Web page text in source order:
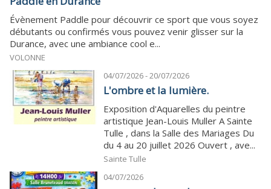
Évènement Paddle pour découvrir ce sport que vous soyez
débutants ou confirmés vous pouvez venir glisser sur la
Durance, avec une ambiance cool e...
VOLONNE
04/07/2026 - 20/07/2026
L'ombre et la lumière.
Exposition d'Aquarelles du peintre
artistique Jean-Louis Muller A Sainte
Tulle , dans la Salle des Mariages Du
du 4 au 20 juillet 2026 Ouvert , ave...
Sainte Tulle
04/07/2026